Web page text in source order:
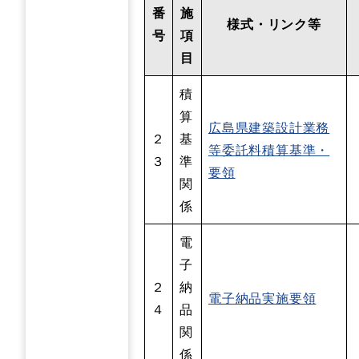
番
号
施
項
目
様式・リンク等
２
３
積
算
基
準
関
係
広島県建築設計業務
等委託料積算基準・
要領
２
４
電
子
納
品
関
係
電子納品実施要領